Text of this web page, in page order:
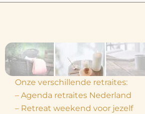
Onze verschillende retraites:
– Agenda retraites Nederland
– Retreat weekend voor jezelf